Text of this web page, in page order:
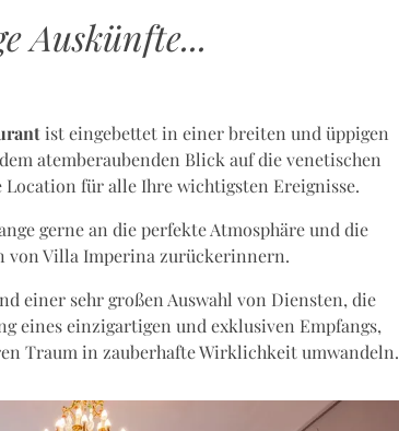
Auskünfte...
ist eingebettet in einer breiten und üppigen
atemberaubenden Blick auf die venetischen
für alle Ihre wichtigsten Ereignisse.
gerne an die perfekte Atmosphäre und die
von Villa Imperina zurückerinnern.
einer sehr großen Auswahl von Diensten, die
eines einzigartigen und exklusiven Empfangs,
Traum in zauberhafte Wirklichkeit umwandeln.